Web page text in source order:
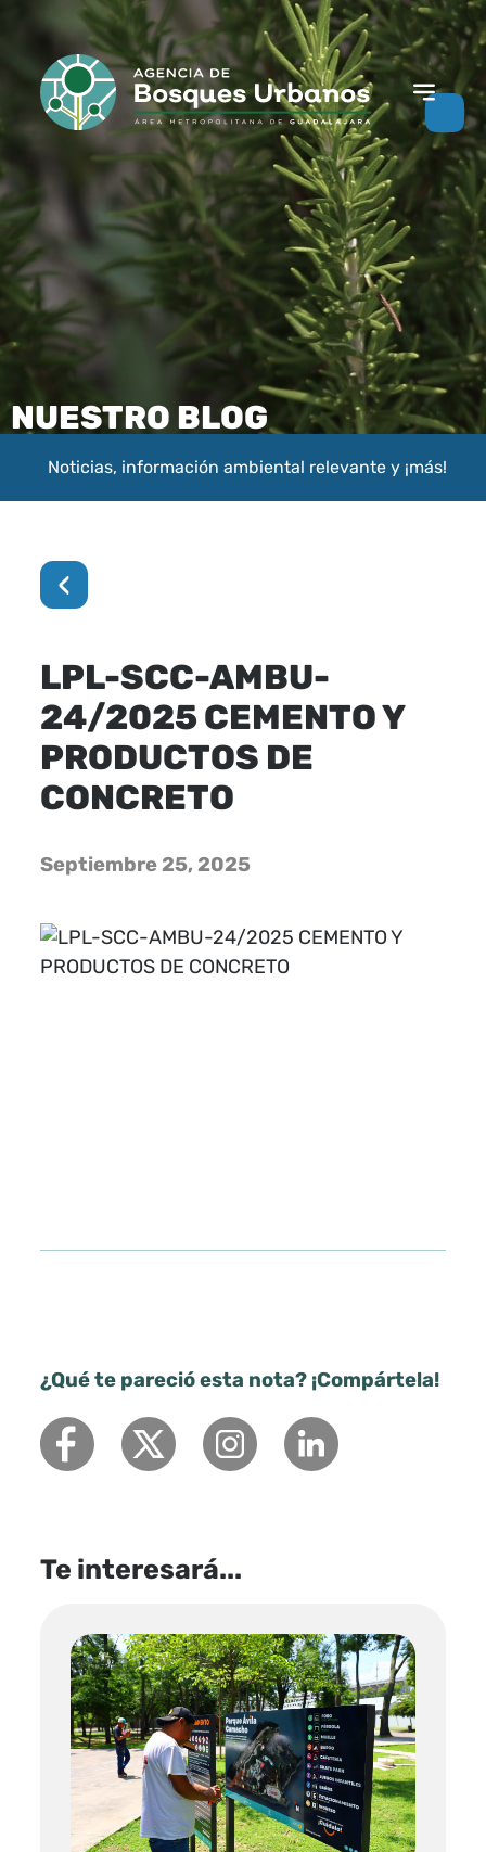
NUESTRO BLOG
Noticias, información ambiental relevante y ¡más!
‹
LPL-SCC-AMBU-
24/2025 CEMENTO Y
PRODUCTOS DE
CONCRETO
Septiembre 25, 2025
¿Qué te pareció esta nota? ¡Compártela!
Te interesará...